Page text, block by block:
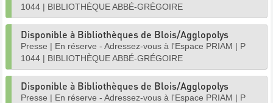
1044 | BIBLIOTHÈQUE ABBÉ-GRÉGOIRE
Disponible à Bibliothèques de Blois/Agglopolys
Presse | En réserve - Adressez-vous à l'Espace PRIAM | P
1044 | BIBLIOTHÈQUE ABBÉ-GRÉGOIRE
Disponible à Bibliothèques de Blois/Agglopolys
Presse | En réserve - Adressez-vous à l'Espace PRIAM | P